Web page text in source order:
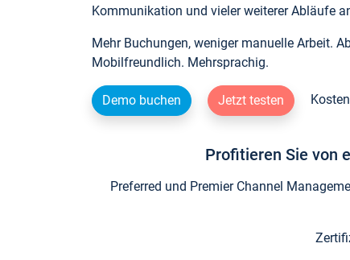
Kommunikation und vieler weiterer Abläufe
Mehr Buchungen, weniger manuelle Arbeit.
Mobilfreundlich. Mehrsprachig.
Demo buchen Jetzt testen
Profitieren Sie von
Preferred und Premier Channel